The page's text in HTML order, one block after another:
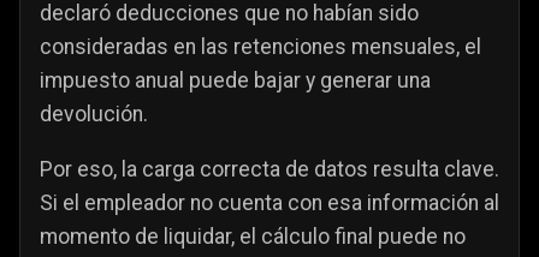
declaró deducciones que no habían sido
consideradas en las retenciones mensuales, el
impuesto anual puede bajar y generar una
devolución.
Por eso, la carga correcta de datos resulta clave.
Si el empleador no cuenta con esa información al
momento de liquidar, el cálculo final puede no